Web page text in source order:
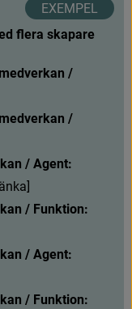
flera skapare
/
/
/ Agent:
/ Funktion:
/ Agent:
/ Funktion: